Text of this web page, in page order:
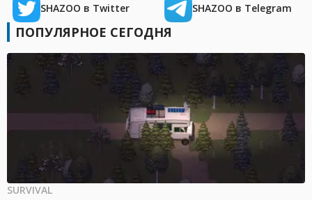
SHAZOO в Twitter SHAZOO в Telegram
ПОПУЛЯРНОЕ СЕГОДНЯ
SURVIVAL